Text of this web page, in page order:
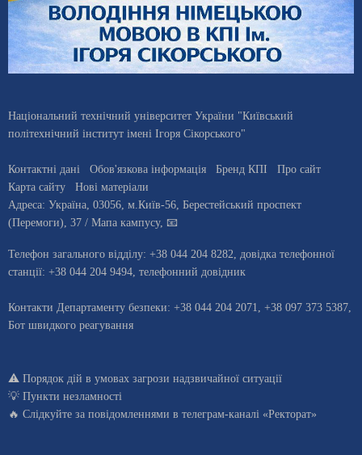
Національний технічний університет України "Київський
політехнічний інститут імені Ігоря Сікорського"
Контактні дані Обов'язкова інформація Бренд КПІ
Про сайт
Карта сайту
Нові матеріали
Адреса: Україна, 03056, м.Київ-56, Берестейський проспект
(Перемоги), 37 / Мапа кампусу, 📧
Телефон загального відділу: +38 044 204 8282, довiдка телефонної
станцiї: +38 044 204 9494, телефонний довідник
Контакти Департаменту безпеки: +38 044 204 2071, +38 097 373 5387,
Бот швидкого реагування
⚠️ Порядок дій в умовах загрози надзвичайної ситуації
💡 Пункти незламності
🔥 Слідкуйте за повідомленнями в телеграм-каналі «Ректорат»